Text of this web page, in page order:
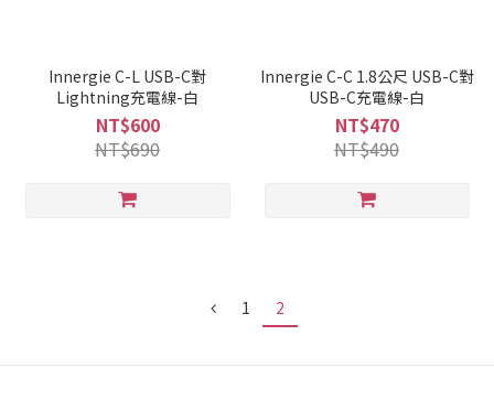
Innergie C-L USB-C對
Lightning充電線-白
NT$600
NT$690
Innergie C-C 1.8公尺 USB-C對
USB-C充電線-白
NT$470
NT$490
1 2